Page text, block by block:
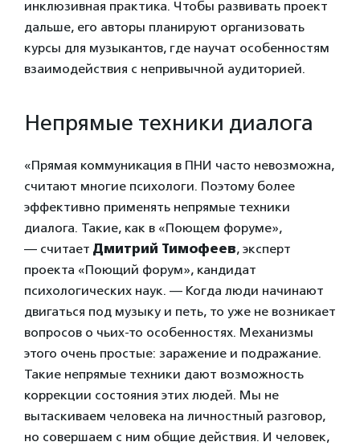
инклюзивная практика. Чтобы развивать проект
дальше, его авторы планируют организовать
курсы для музыкантов, где научат особенностям
взаимодействия с непривычной аудиторией.
Непрямые техники диалога
«Прямая коммуникация в ПНИ часто невозможна,
считают многие психологи. Поэтому более
эффективно применять непрямые техники
диалога. Такие, как в «Поющем форуме»,
— считает Дмитрий Тимофеев, эксперт
проекта «Поющий форум», кандидат
психологических наук. — Когда люди начинают
двигаться под музыку и петь, то уже не возникает
вопросов о чьих-то особенностях. Механизмы
этого очень простые: заражение и подражание.
Такие непрямые техники дают возможность
коррекции состояния этих людей. Мы не
вытаскиваем человека на личностный разговор,
но совершаем с ним общие действия. И человек,